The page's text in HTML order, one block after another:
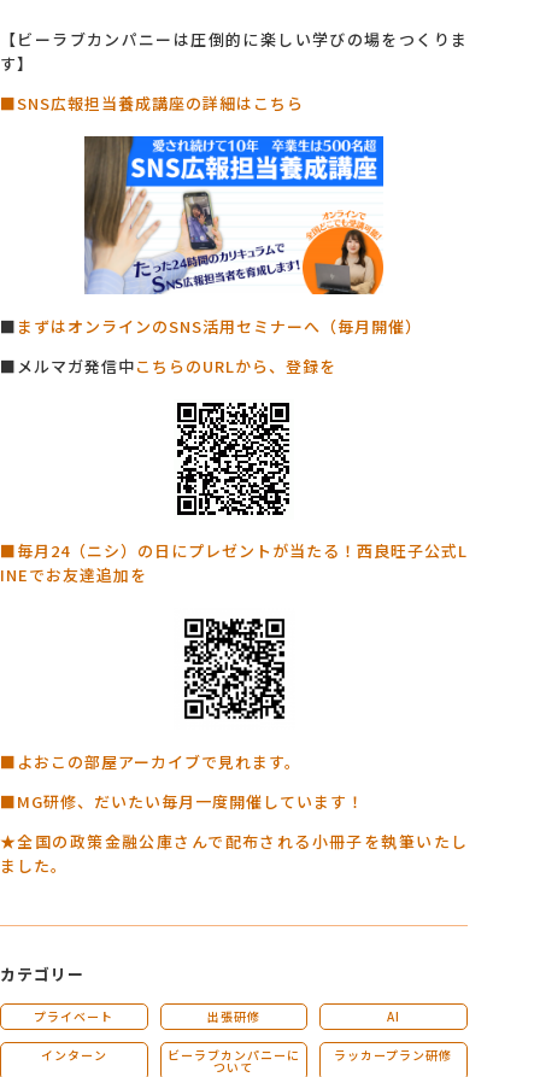
【ビーラブカンパニーは圧倒的に楽しい学びの場をつくりま
す】
■SNS広報担当養成講座の詳細はこちら
■ まずはオンラインのSNS活用セミナーへ（毎月開催）
■メルマガ発信中こちらのURLから、登録を
■毎月24（ニシ）の日にプレゼントが当たる！西良旺子公式L
INEでお友達追加を
■よおこの部屋アーカイブで見れます。
■MG研修、だいたい毎月一度開催しています！
★全国の政策金融公庫さんで配布される小冊子を執筆いたし
ました。
カテゴリー
プライベート 出張研修 AI
インターン ビーラブカンパニーに
ついて
ラッカープラン研修